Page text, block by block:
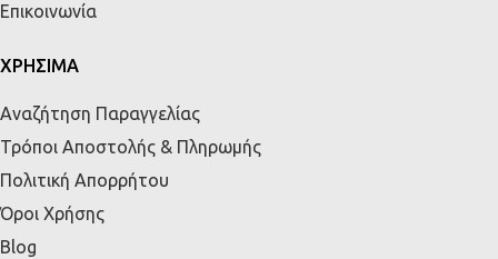
Επικοινωνία
ΧΡΗΣΙΜΑ
Αναζήτηση Παραγγελίας
Τρόποι Αποστολής & Πληρωμής
Πολιτική Απορρήτου
Όροι Χρήσης
Blog